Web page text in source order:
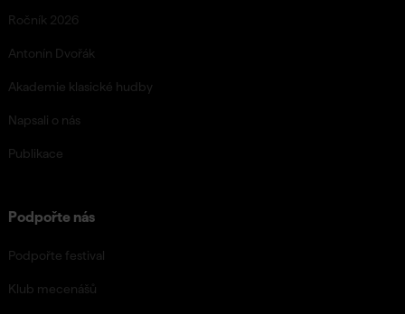
Ročník 2026
Antonín Dvořák
Akademie klasické hudby
Napsali o nás
Publikace
Podpořte nás
Podpořte festival
Klub mecenášů